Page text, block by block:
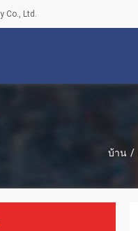
Co., Ltd.
บ้าน /